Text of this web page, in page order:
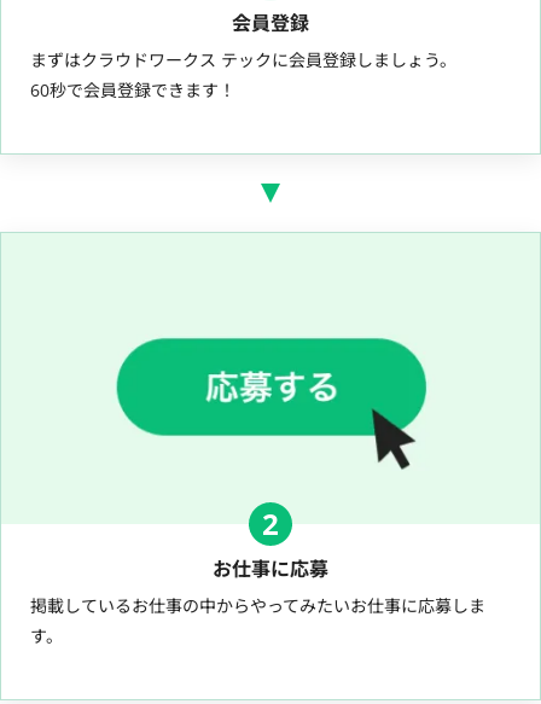
会員登録
まずはクラウドワークス テックに会員登録しましょう。
60秒で会員登録できます！
2
お仕事に応募
掲載しているお仕事の中からやってみたいお仕事に応募しま
す。